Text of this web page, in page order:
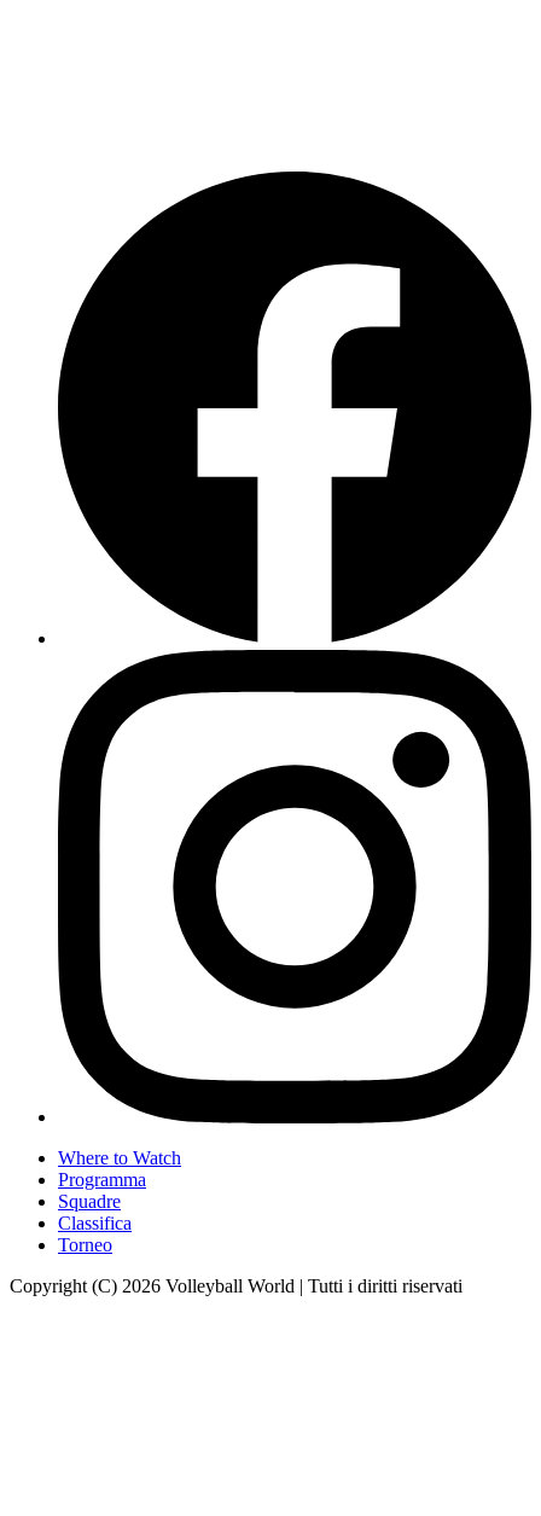
Where to Watch
Programma
Squadre
Classifica
Torneo
Copyright (C) 2026 Volleyball World | Tutti i diritti riservati